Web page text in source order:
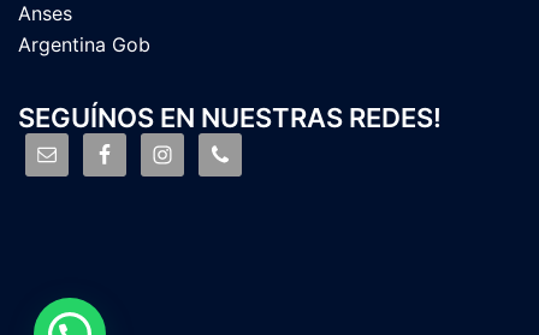
Anses
Argentina Gob
SEGUÍNOS EN NUESTRAS REDES!